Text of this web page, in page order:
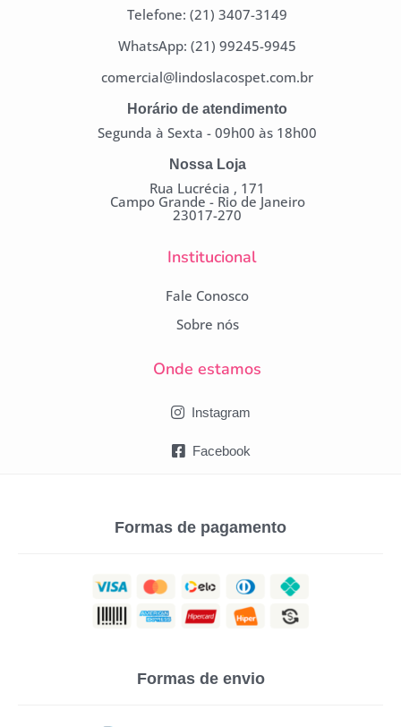
Telefone: (21) 3407-3149
WhatsApp: (21) 99245-9945
comercial@lindoslacospet.com.br
Horário de atendimento
Segunda à Sexta - 09h00 às 18h00
Nossa Loja
Rua Lucrécia , 171
Campo Grande - Rio de Janeiro
23017-270
Institucional
Fale Conosco
Sobre nós
Onde estamos
Instagram
Facebook
Formas de pagamento
Formas de envio